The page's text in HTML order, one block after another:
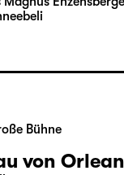
Haus